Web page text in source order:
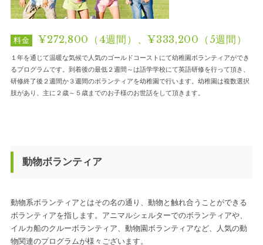
料金 ¥272,800（4週間）、¥333,200（5週間）
１年を通じて温暖な気候で人気のゴールドコーストにて幼稚園ボランティアができ
るプログラムです。到着後の最低２週間～は語学学校にて英語研修を行って頂き、
研修終了後２週間か３週間のボランティアを幼稚園で行います。幼稚園は複数選択
肢があり、主に２歳～５歳までのお子様のお世話をして頂きます。
動物ボランティア
動物系ボランティアとはその名の通り、動物と触れ合うことができる
ボランティアを指します。アニマルシェルターでのボランティアや、
イルカ船のクルーボランティア、動物園ボランティアなど、人気の動
物関連のプログラムが様々ございます。